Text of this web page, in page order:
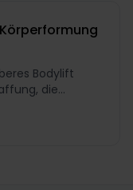
Bodylift
die